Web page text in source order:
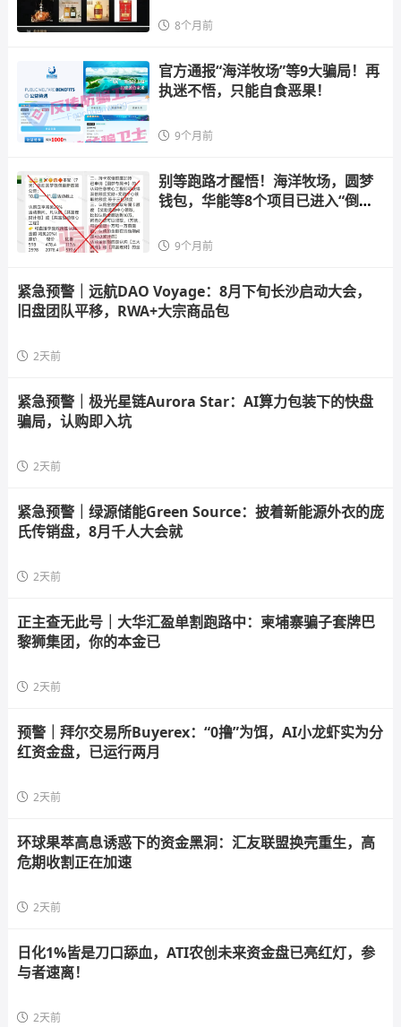
8个月前
官方通报“海洋牧场”等9大骗局！再
执迷不悟，只能自食恶果！
9个月前
别等跑路才醒悟！海洋牧场，圆梦
钱包，华能等8个项目已进入“倒计
9个月前
紧急预警｜远航DAO Voyage：8月下旬长沙启动大会，
旧盘团队平移，RWA+大宗商品包
2天前
紧急预警｜极光星链Aurora Star：AI算力包装下的快盘
骗局，认购即入坑
2天前
紧急预警｜绿源储能Green Source：披着新能源外衣的庞
氏传销盘，8月千人大会就
2天前
正主查无此号｜大华汇盈单割跑路中：柬埔寨骗子套牌巴
黎狮集团，你的本金已
2天前
预警｜拜尔交易所Buyerex：“0撸”为饵，AI小龙虾实为分
红资金盘，已运行两月
2天前
环球果萃高息诱惑下的资金黑洞：汇友联盟换壳重生，高
危期收割正在加速
2天前
日化1%皆是刀口舔血，ATI农创未来资金盘已亮红灯，参
与者速离！
2天前